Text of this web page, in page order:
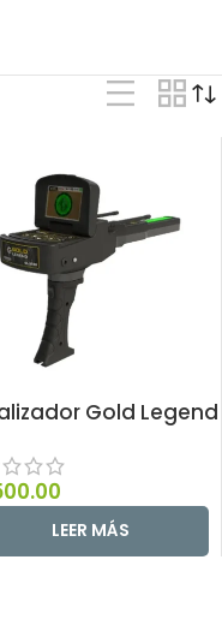
Gold Legend
LEER MÁS